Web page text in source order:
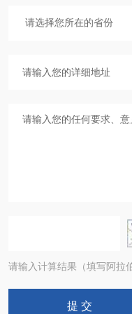
请输入计算结果（填写阿拉